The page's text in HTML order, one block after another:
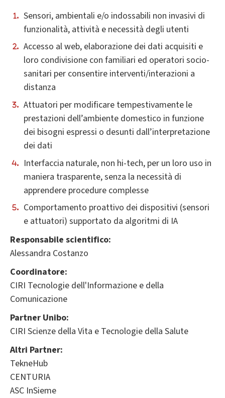
Sensori, ambientali e/o indossabili non invasivi di
funzionalità, attività e necessità degli utenti
Accesso al web, elaborazione dei dati acquisiti e
loro condivisione con familiari ed operatori socio-
sanitari per consentire interventi/interazioni a
distanza
Attuatori per modificare tempestivamente le
prestazioni dell’ambiente domestico in funzione
dei bisogni espressi o desunti dall’interpretazione
dei dati
Interfaccia naturale, non hi-tech, per un loro uso in
maniera trasparente, senza la necessità di
apprendere procedure complesse
Comportamento proattivo dei dispositivi (sensori
e attuatori) supportato da algoritmi di IA
Responsabile scientifico:
Alessandra Costanzo
Coordinatore:
CIRI Tecnologie dell'Informazione e della
Comunicazione
Partner Unibo:
CIRI Scienze della Vita e Tecnologie della Salute
Altri Partner:
TekneHub
CENTURIA
ASC InSieme